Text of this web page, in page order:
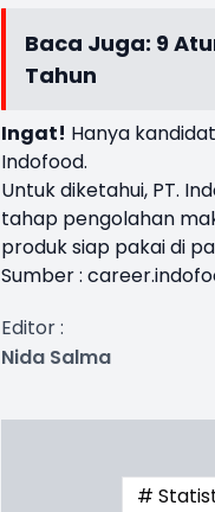
Baca Juga: 9
Tahun
Ingat! Hanya
Indofood.
Untuk diketahui, PT.
tahap pengolahan
produk siap pakai di
Sumber :
Editor :
Nida Salma
#